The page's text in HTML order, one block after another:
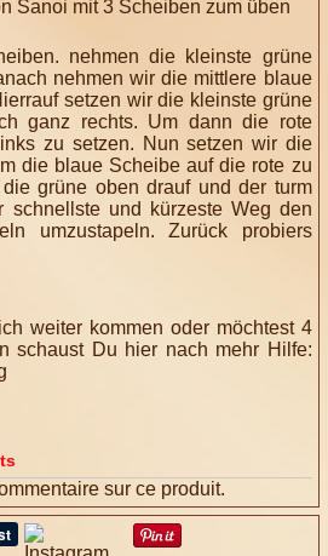
nehmen die kleinste grüne
nehmen wir die mittlere blaue
setzen wir die kleinste grüne
ganz rechts. Um dann die rote
zu setzen. Nun setzen wir die
die blaue Scheibe auf die rote zu
grüne oben drauf und der turm
schnellste und kürzeste Weg den
umzustapeln. Zurück probiers
weiter kommen oder möchtest 4
schaust Du hier nach mehr Hilfe:
sur ce produit.